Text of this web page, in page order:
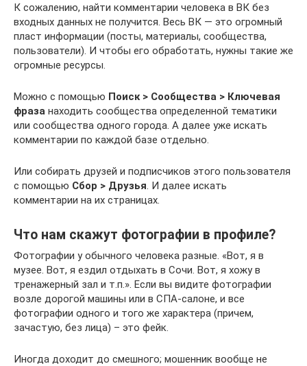
К сожалению, найти комментарии человека в ВК без
входных данных не получится. Весь ВК — это огромный
пласт информации (посты, материалы, сообщества,
пользователи). И чтобы его обработать, нужны такие же
огромные ресурсы.
Можно с помощью Поиск > Сообщества > Ключевая
фраза находить сообщества определенной тематики
или сообщества одного города. А далее уже искать
комментарии по каждой базе отдельно.
Или собирать друзей и подписчиков этого пользователя
с помощью Сбор > Друзья . И далее искать
комментарии на их страницах.
Что нам скажут фотографии в профиле?
Фотографии у обычного человека разные. «Вот, я в
музее. Вот, я ездил отдыхать в Сочи. Вот, я хожу в
тренажерный зал и т.п.». Если вы видите фотографии
возле дорогой машины или в СПА-салоне, и все
фотографии одного и того же характера (причем,
зачастую, без лица) – это фейк.
Иногда доходит до смешного; мошенник вообще не